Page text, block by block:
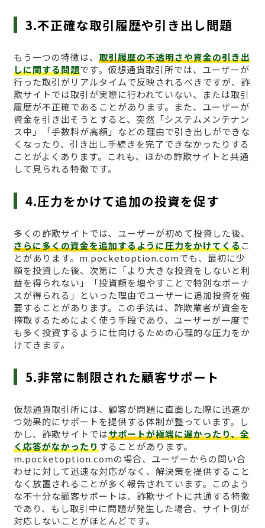
3.不正確な取引履歴や引き出し問題
もう一つの特徴は、 取引履歴の不透明さや資金の引き出
しに関する問題です。仮想通貨取引所では、ユーザーが
行った取引がリアルタイムで反映されるべきですが、詐
欺サイトでは取引が実際に行われていない、または取引
履歴が不正確であることがあります。また、ユーザーが
資金を引き出そうとすると、突然「システムメンテナン
ス中」「手数料が高額」などの理由で引き出しができな
くなったり、引き出し手続きを完了できなかったりする
ことがよくあります。これも、ほかの詐欺サイトと共通
して見られる特徴です。
4.圧力をかけて追加の投資を促す
多くの詐欺サイトでは、ユーザーが初めて投資した後、
さらに多くの資金を追加するように圧力をかけてくるこ
とがあります。m.pocketoption.comでも、最初に少
額を投資した後、次第に「より大きな投資をしないと利
益を得られない」「投資額を増やすことで特別なボーナ
スが得られる」といった理由でユーザーに追加投資を強
要することがあります。この手法は、詐欺業者が資金を
搾取するためによく使う手段であり、ユーザーが一度で
も多く投資するように仕向けるための心理的な圧力をか
けてきます。
5.非常に制限された顧客サポート
仮想通貨取引所には、顧客が問題に直面した際に迅速か
つ効果的にサポートを提供する体制が整っています。し
かし、詐欺サイトではサポートが極端に遅かったり、全
く応答がなかったりすることがあります。
m.pocketoption.comの場合、ユーザーからの問い合
わせに対して迅速な対応がなく、解決策を提供すること
なく放置されることが多く報告されています。このよう
な不十分な顧客サポートは、詐欺サイトに共通する特徴
であり、もし取引中に問題が発生した場合、サイト側が
対応しないことがほとんどです。